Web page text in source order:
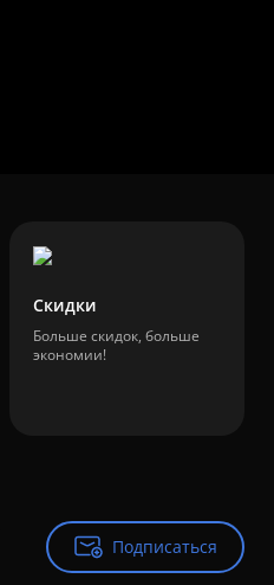
Скидки
Больше скидок, больше
экономии!
Подписаться
Подписаться